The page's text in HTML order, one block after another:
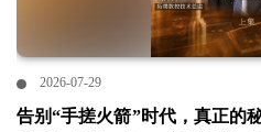
2026-07-29
告别“手搓火箭”时代，真正的